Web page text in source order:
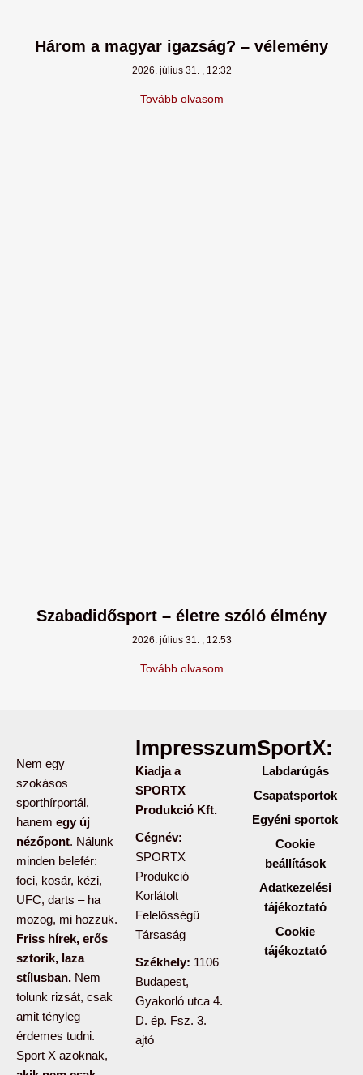
Három a magyar igazság? – vélemény
2026. július 31. 12:32
Tovább olvasom
Szabadidősport – életre szóló élmény
2026. július 31. 12:53
Tovább olvasom
Nem egy
szokásos
sporthírportál,
hanem egy új
nézőpont. Nálunk
minden belefér:
foci, kosár, kézi,
UFC, darts – ha
mozog, mi hozzuk.
Friss hírek, erős
sztorik, laza
stílusban. Nem
tolunk rizsát, csak
amit tényleg
érdemes tudni.
Sport X azoknak,
Impresszum:
Kiadja a
SPORTX
Produkció Kft.
Cégnév:
SPORTX
Produkció
Korlátolt
Felelősségű
Társaság
Székhely: 1106
Budapest,
Gyakorló utca 4.
D. ép. Fsz. 3.
ajtó
SportX:
Labdarúgás
Csapatsportok
Egyéni sportok
Cookie
beállítások
Adatkezelési
tájékoztató
Cookie
tájékoztató